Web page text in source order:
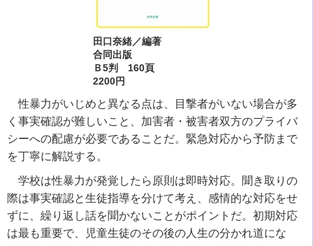
田口奈緒／編著
合同出版
Ｂ5判 160頁
2200円
性暴力がいじめと異なる点は、目撃者がいない場合が多
く事実確認が難しいこと、加害者・被害者双方のプライバ
シーへの配慮が必要であることだ。緊急対応から予防まで
を丁寧に解説する。
学校は性暴力が発覚したら原則は即時対応。聞き取りの
際は事実確認と生徒指導を分けて考え、感情的な対応をせ
ずに、繰り返し話を聞かないことがポイントだ。初期対応
は最も重要で、児童生徒のその後の人生の分かれ道にな